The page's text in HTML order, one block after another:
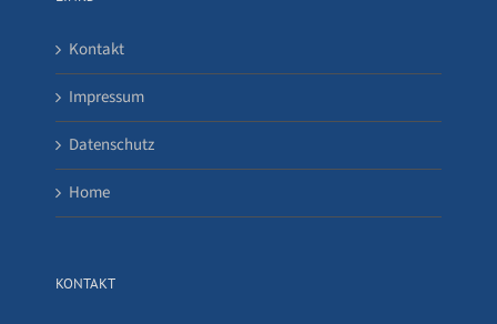
Kontakt
Impressum
Datenschutz
Home
KONTAKT